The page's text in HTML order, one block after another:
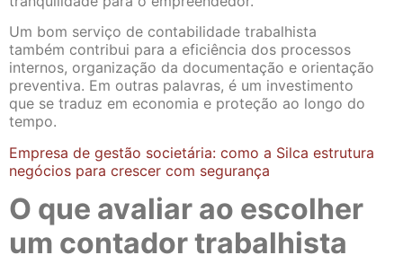
Um bom serviço de contabilidade trabalhista
também contribui para a eficiência dos processos
internos, organização da documentação e orientação
preventiva. Em outras palavras, é um investimento
que se traduz em economia e proteção ao longo do
tempo.
Empresa de gestão societária: como a Silca estrutura
negócios para crescer com segurança
O que avaliar ao escolher
um contador trabalhista